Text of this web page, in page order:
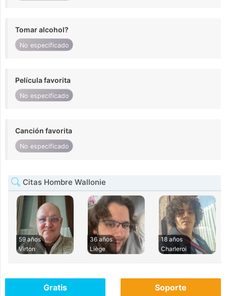
Tomar alcohol?
No especificado
Película favorita
No especificado
Canción favorita
No especificado
Citas Hombre Wallonie
59 años
Virton
36 años
Liège
18 años
Charleroi
Gratis Soporte